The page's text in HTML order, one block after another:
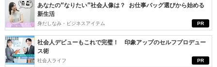
PR
あなたの“なりたい”社会人像は？ お仕事バッグ選びから始める
新生活
身だしなみ・ビジネスアイテム
PR
社会人デビューもこれで完璧！ 印象アップのセルフプロデュー
ス術
社会人ライフ